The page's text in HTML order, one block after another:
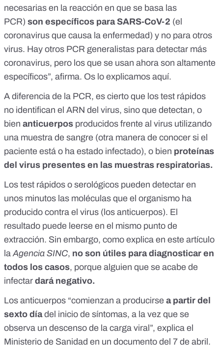
necesarias en la reacción en que se basa las
PCR) son específicos para SARS-CoV-2 (el
coronavirus que causa la enfermedad) y no para otros
virus. Hay otros PCR generalistas para detectar más
coronavirus, pero los que se usan ahora son altamente
específicos”, afirma. Os lo explicamos aquí.
A diferencia de la PCR, es cierto que los test rápidos
no identifican el ARN del virus, sino que detectan, o
bien anticuerpos producidos frente al virus utilizando
una muestra de sangre (otra manera de conocer si el
paciente está o ha estado infectado), o bien proteínas
del virus presentes en las muestras respiratorias.
Los test rápidos o serológicos pueden detectar en
unos minutos las moléculas que el organismo ha
producido contra el virus (los anticuerpos). El
resultado puede leerse en el mismo punto de
extracción. Sin embargo, como explica en este artículo
laAgencia SINC, no son útiles para diagnosticar en
todos los casos, porque alguien que se acabe de
infectar dará negativo.
Los anticuerpos “comienzan a producirse a partir del
sexto díadel inicio de síntomas, a la vez que se
observa un descenso de la carga viral”, explica el
Ministerio de Sanidad en un documento del 7 de abril .